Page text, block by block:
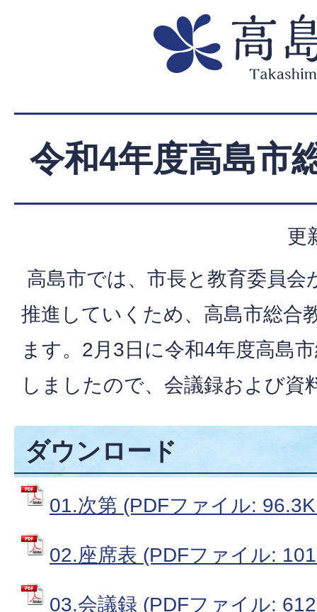
令和4年度高島市
更
高島市では、市長と教育委員会
推進していくため、高島市総合
ます。2月3日に令和4年度高島
しましたので、会議録および資
ダウンロード
01.次第 (PDFファイル:
02.座席表 (PDFファイル:
03.会議録 (PDFファイル: